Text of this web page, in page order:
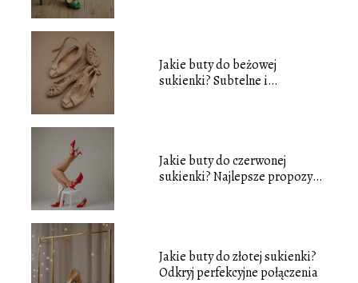
Jakie buty do beżowej
sukienki? Subtelne i
Jakie buty do czerwonej
sukienki? Najlepsze propozycje
Jakie buty do złotej sukienki?
Odkryj perfekcyjne połączenia